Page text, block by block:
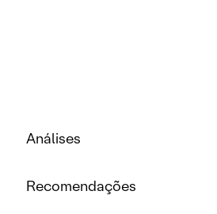
Análises
Recomendações